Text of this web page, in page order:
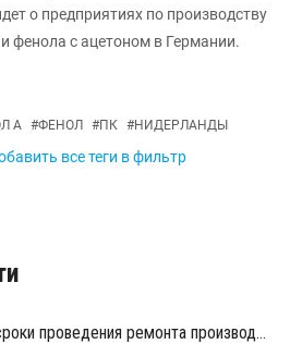
о предприятиях по производству
фенола с ацетоном в Германии.
А #ФЕНОЛ #ПК #НИДЕРЛАНДЫ
все теги в фильтр
INEOS Phenol продлила сроки проведения ремонта производства фенола и ацетона в Антверпене